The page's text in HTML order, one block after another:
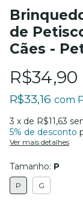
de
Cães -
R$34,90
R$33,16 com
3 x de R$11,63
5% de desconto
Ver mais detalhes
Tamanho: P
P G